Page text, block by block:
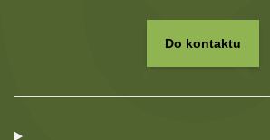
Do kontaktu